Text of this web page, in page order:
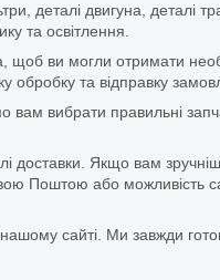
деталі двигуна, деталі
та освітлення.
щоб ви могли отримати
та відправку
вибрати правильні
доставки. Якщо вам
Поштою або можливість
сайті. Ми завжди